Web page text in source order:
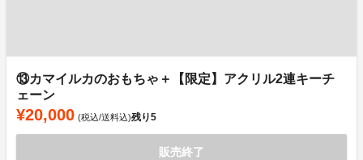
⑬カマイルカのおもちゃ＋【限定】アクリル2連キーチ
ェーン
¥20,000 (税込/送料込)残り5
販売終了